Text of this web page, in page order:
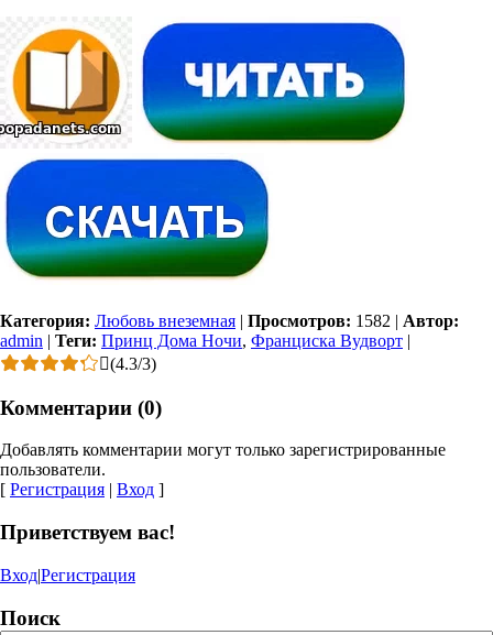
Категория: Любовь внеземная | Просмотров: 1582 | Автор:
admin | Теги: Принц Дома Ночи, Франциска Вудворт |
(4.3/3)
Комментарии (0)
Добавлять комментарии могут только зарегистрированные
пользователи.
[ Регистрация | Вход ]
Приветствуем вас!
Вход|Регистрация
Поиск